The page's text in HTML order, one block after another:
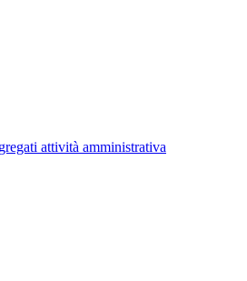
attività amministrativa